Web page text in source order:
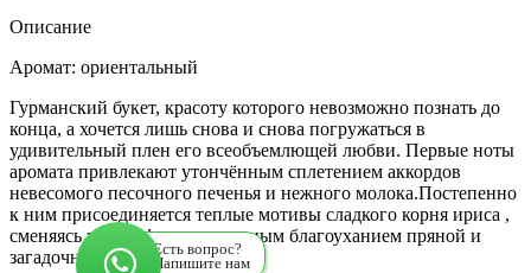
Описание
Аромат: ориентальный
Гурманский букет, красоту которого невозможно познать до
конца, а хочется лишь снова и снова погружаться в
удивительный плен его всеобъемлющей любви. Первые ноты
аромата привлекают утончённым сплетением аккордов
невесомого песочного печенья и нежного молока.Постепенно
к ним присоединяется теплые мотивы сладкого корня ириса ,
сменяясь в шлейфе с изысканным благоуханием пряной и
загадочной ванили.Есть вопрос?
Напишите нам